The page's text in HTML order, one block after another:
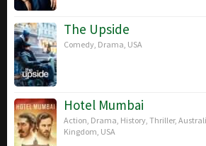
The Upside
Comedy Drama USA
Hotel Mumbai
Action Drama History Thriller,
Kingdom USA